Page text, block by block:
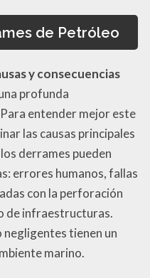
de Petróleo
y consecuencias
profunda
entender mejor este
las causas principales
derrames pueden
errores humanos, fallas
con la perforación
de infraestructuras.
negligentes tienen un
marino.